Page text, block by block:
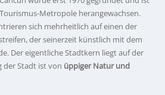
Metropole herangewachsen.
sich mehrheitlich auf einen der
der seinerzeit künstlich mit dem
Der eigentliche Stadtkern liegt auf der
der Stadt ist von üppiger Natur und